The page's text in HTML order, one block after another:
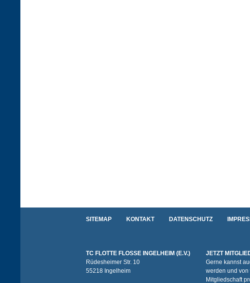
SITEMAP KONTAKT DATENSCHUTZ
TC FLOTTE FLOSSE INGELHEIM (E.V.)
Rüdesheimer Str. 10
55218 Ingelheim
JETZT
Gerne kannst
werden und
Mitgliedschaft